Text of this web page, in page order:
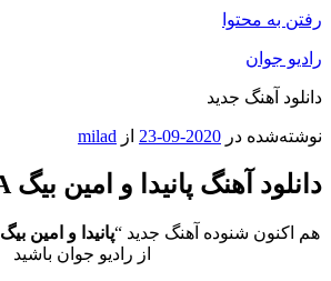
رفتن به محتوا
رادیو جوان
دانلود آهنگ جدید
نوشته‌شده در 2020-09-23 از milad
دانلود آهنگ پانیدا و امین بیگ A – دنبال من
هم اکنون شنوده آهنگ جدید “پانیدا و امین بیگ A
از رادیو جوان باشید